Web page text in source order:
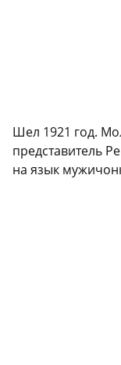
Шел 1921 год.
представитель
на язык